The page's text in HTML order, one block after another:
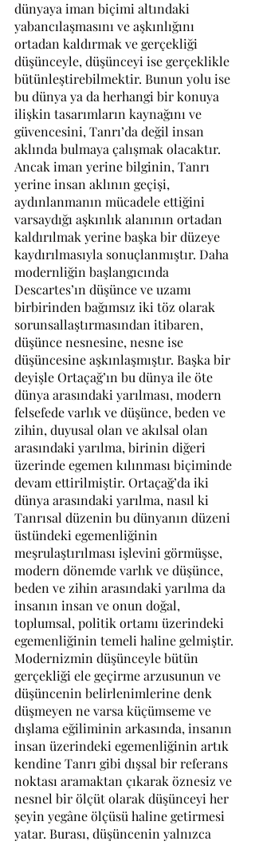
dünyaya iman biçimi altındaki
yabancılaşmasını ve aşkınlığını
ortadan kaldırmak ve gerçekliği
düşünceyle, düşünceyi ise gerçeklikle
bütünleştirebilmektir. Bunun yolu ise
bu dünya ya da herhangi bir konuya
ilişkin tasarımların kaynağını ve
güvencesini, Tanrı’da değil insan
aklında bulmaya çalışmak olacaktır.
Ancak iman yerine bilginin, Tanrı
yerine insan aklının geçişi,
aydınlanmanın mücadele ettiğini
varsaydığı aşkınlık alanının ortadan
kaldırılmak yerine başka bir düzeye
kaydırılmasıyla sonuçlanmıştır. Daha
modernliğin başlangıcında
Descartes’ın düşünce ve uzamı
birbirinden bağımsız iki töz olarak
sorunsallaştırmasından itibaren,
düşünce nesnesine, nesne ise
düşüncesine aşkınlaşmıştır. Başka bir
deyişle Ortaçağ’ın bu dünya ile öte
dünya arasındaki yarılması, modern
felsefede varlık ve düşünce, beden ve
zihin, duyusal olan ve akılsal olan
arasındaki yarılma, birinin diğeri
üzerinde egemen kılınması biçiminde
devam ettirilmiştir. Ortaçağ’da iki
dünya arasındaki yarılma, nasıl ki
Tanrısal düzenin bu dünyanın düzeni
üstündeki egemenliğinin
meşrulaştırılması işlevini görmüşse,
modern dönemde varlık ve düşünce,
beden ve zihin arasındaki yarılma da
insanın insan ve onun doğal,
toplumsal, politik ortamı üzerindeki
egemenliğinin temeli haline gelmiştir.
Modernizmin düşünceyle bütün
gerçekliği ele geçirme arzusunun ve
düşüncenin belirlenimlerine denk
düşmeyen ne varsa küçümseme ve
dışlama eğiliminin arkasında, insanın
insan üzerindeki egemenliğinin artık
kendine Tanrı gibi dışsal bir referans
noktası aramaktan çıkarak öznesiz ve
nesnel bir ölçüt olarak düşünceyi her
şeyin yegâne ölçüsü haline getirmesi
yatar. Burası, düşüncenin yalnızca